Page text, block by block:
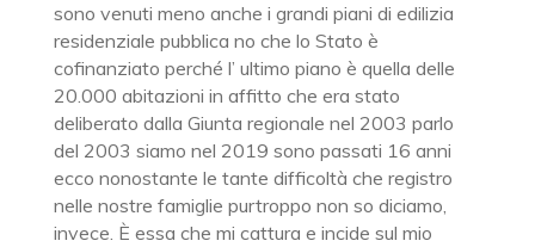
sono venuti meno anche i grandi piani di edilizia
residenziale pubblica no che lo Stato è
cofinanziato perché l’ ultimo piano è quella delle
20.000 abitazioni in affitto che era stato
deliberato dalla Giunta regionale nel 2003 parlo
del 2003 siamo nel 2019 sono passati 16 anni
ecco nonostante le tante difficoltà che registro
nelle nostre famiglie purtroppo non so diciamo,
invece. È essa che mi cattura e incide sul mio